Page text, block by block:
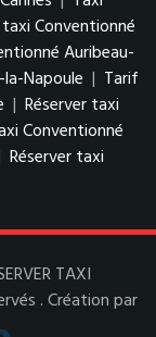
Conventionné
Auribeau-
Napoule | Tarif
| Réserver taxi
Conventionné
Réserver taxi
TAXI
. Création par